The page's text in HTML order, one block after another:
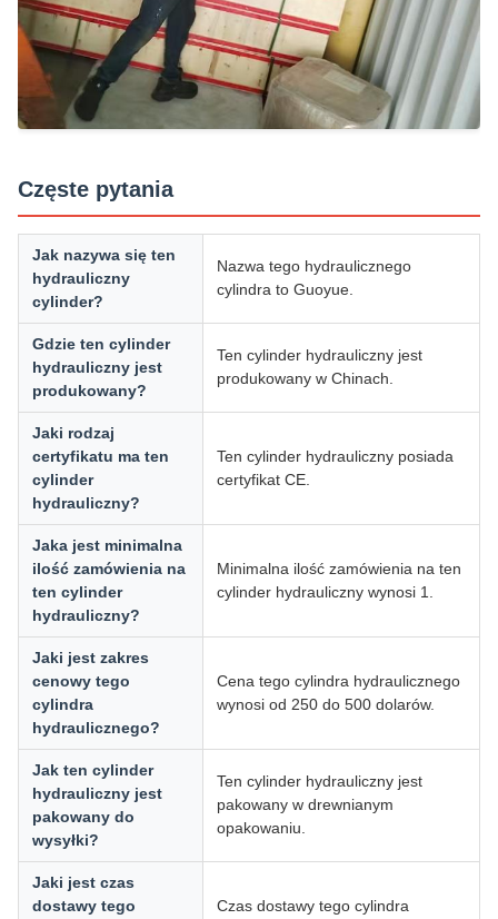
Częste pytania
Jak nazywa się ten
hydrauliczny
cylinder?
Nazwa tego hydraulicznego
cylindra to Guoyue.
Gdzie ten cylinder
hydrauliczny jest
produkowany?
Ten cylinder hydrauliczny jest
produkowany w Chinach.
Jaki rodzaj
certyfikatu ma ten
cylinder
hydrauliczny?
Ten cylinder hydrauliczny posiada
certyfikat CE.
Jaka jest minimalna
ilość zamówienia na
ten cylinder
hydrauliczny?
Minimalna ilość zamówienia na ten
cylinder hydrauliczny wynosi 1.
Jaki jest zakres
cenowy tego
cylindra
hydraulicznego?
Cena tego cylindra hydraulicznego
wynosi od 250 do 500 dolarów.
Jak ten cylinder
hydrauliczny jest
pakowany do
wysyłki?
Ten cylinder hydrauliczny jest
pakowany w drewnianym
opakowaniu.
Jaki jest czas
dostawy tego
Czas dostawy tego cylindra